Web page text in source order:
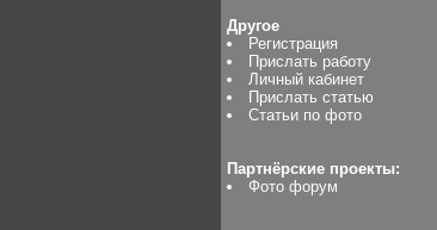
Другое
Регистрация
Прислать работу
Личный кабинет
Прислать статью
Статьи по фото
Партнёрские проекты:
Фото форум